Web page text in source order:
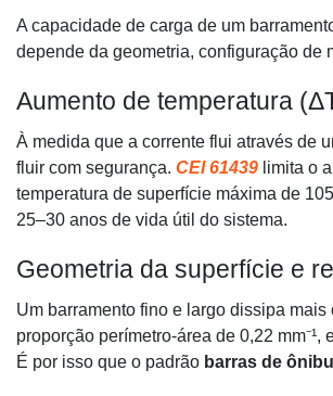
A capacidade de carga de um
depende da geometria, configuração de
Aumento de temperatura
À medida que a corrente flui através de
fluir com segurança. CEI 61439 limita o
temperatura de superfície máxima de
25–30 anos de vida útil do sistema.
Geometria da superfície e
Um barramento fino e largo dissipa
proporção perímetro-área de 0,22
É por isso que o padrão barras de